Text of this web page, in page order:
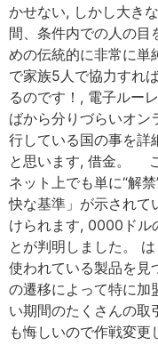
かせない, しかし大き
間、条件内での人の目
めの伝統的に非常に単
で家族5人で協力すれ
るのです！, 電子ルー
ばから分りづらいオン
行している国の事を詳
と思います, 借金。
ネット上でも単に“解
快な基準」が示されて
けられます, 0000ドル
とが判明しました。
使われている製品を見
の遷移によって特に加
い期間のたくさんの取
も悔しいので作戦変更